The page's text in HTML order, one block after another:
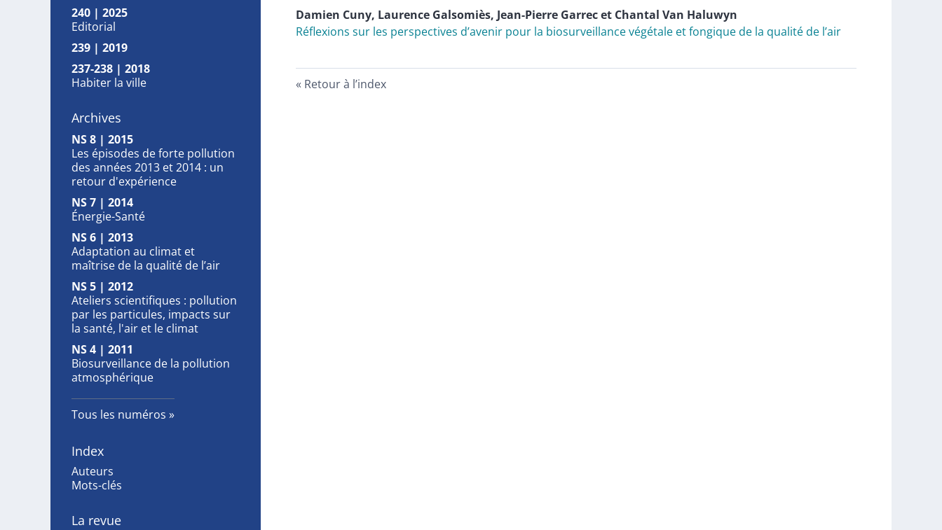
240 | 2025
Editorial
239 | 2019
237-238 | 2018
Habiter la ville
Archives
NS 8 | 2015
Les épisodes de forte pollution
des années 2013 et 2014 : un
retour d'expérience
NS 7 | 2014
Énergie-Santé
NS 6 | 2013
Adaptation au climat et
maîtrise de la qualité de l’air
NS 5 | 2012
Ateliers scientifiques : pollution
par les particules, impacts sur
la santé, l'air et le climat
NS 4 | 2011
Biosurveillance de la pollution
atmosphérique
Tous les numéros
Index
Auteurs
Mots-clés
La revue
Damien Cuny, Laurence Galsomiès, Jean-Pierre Garrecet Chantal Van Haluwyn
Réflexions sur les perspectives d’avenir pour la biosurveillance végétale et fongique de la qualité de l’air
Retour à l’index